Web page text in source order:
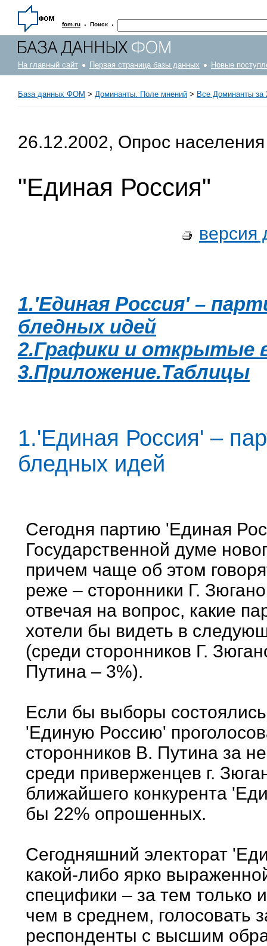
fom.ru · Поиск ·
На главный сайт Первая страница базы данных Новые
База данных ФОМ > Доминанты. Поле мнений > Все Доминанты за
26.12.2002, Опрос населения
"Единая Россия"
версия
1.'Единая Россия' –
бледных идей
2.Графики и открытые
3.Приложение.Таблицы
1.'Единая Россия' –
бледных идей
Сегодня партию 'Единая
Государственной думе
причем чаще об этом
реже – сторонники Г.
отвечая на вопрос, какие
хотели бы видеть в
(среди сторонников Г.
Путина – 3%).
Если бы выборы
'Единую Россию'
сторонников В. Путина за
среди приверженцев г.
ближайшего конкурента
бы 22% опрошенных.
Сегодняшний электорат
какой-либо ярко
специфики – за тем только
чем в среднем, голосовать
респонденты с высшим